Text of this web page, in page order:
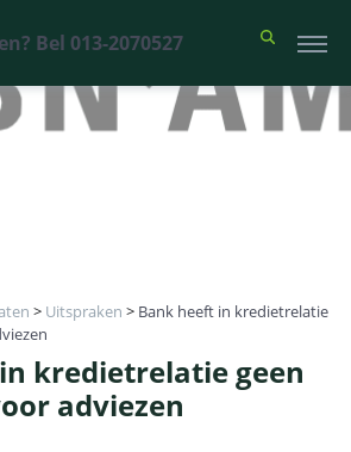
Bel 013-2070527
> Uitspraken > Bank heeft in kredietrelatie
kredietrelatie geen
adviezen